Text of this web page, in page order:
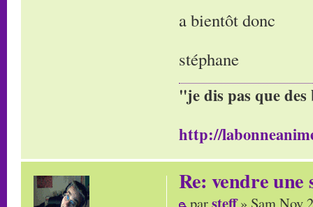
a bientôt donc
stéphane
"je dis pas que
http://
Re: vendre une
par » Sam Nov